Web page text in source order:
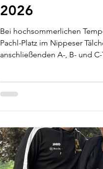
2026
Bei hochsommerlichen
Pachl-Platz im Nippeser
anschließenden A-, B- und